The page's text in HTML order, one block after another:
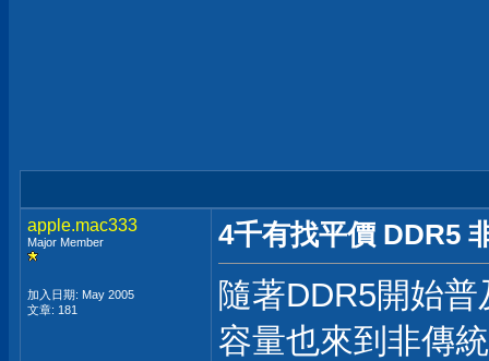
apple.mac333
Major Member
加入日期: May 2005
文章: 181
4千有找平價 DDR5
隨著DDR5開始
容量也來到非傳